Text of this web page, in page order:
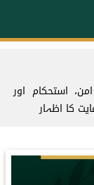
استحکام اور
کا اظہار